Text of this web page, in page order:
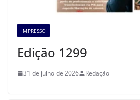
IMPRESSO
Edição 1299
31 de julho de 2026 Redação